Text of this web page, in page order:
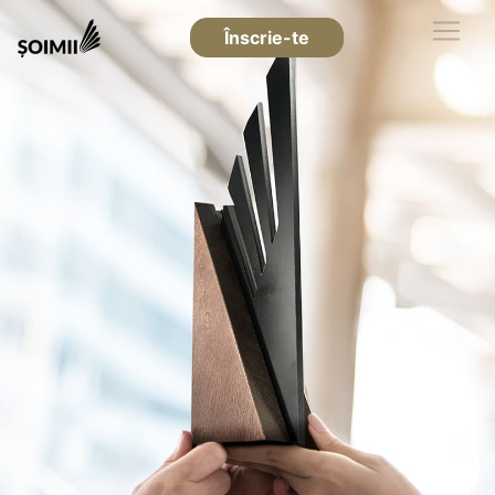
Înscrie-te